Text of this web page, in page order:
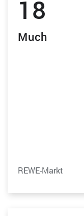
18
Much
REWE-Markt